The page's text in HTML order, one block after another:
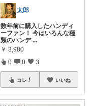
太郎
数年前に購入したハンディ
ーファン！ 今はいろんな種
類のハンデ ...
￥ 3,980
0 0 3
コレ いいね